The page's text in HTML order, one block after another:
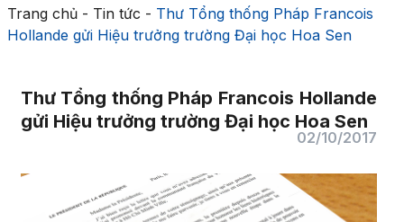
Trang chủ- Tin tức - Thư Tổng thống Pháp Francois
Hollande gửi Hiệu trưởng trường Đại học Hoa Sen
Thư Tổng thống Pháp Francois Hollande
gửi Hiệu trưởng trường Đại học Hoa Sen
02/10/2017